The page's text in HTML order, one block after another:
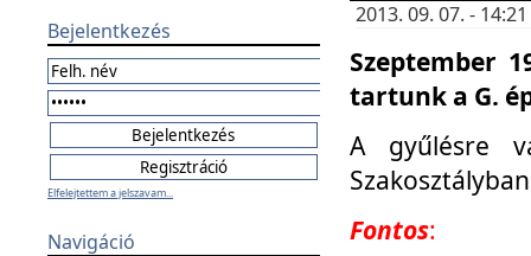
Bejelentkezés
Elfelejtettem a jelszavam...
Navigáció
2013. 09. 07. -
Szeptember
tartunk a G.
A gyűlésre
Fontos: